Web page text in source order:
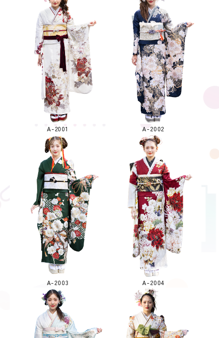
A-2001 A-2002
A-2003 A-2004